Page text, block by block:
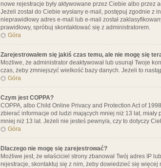
nowe rejestracje były aktywowane przez Ciebie albo przez
Jeżeli został do Ciebie wysłany e-mail, postępuj zgodnie z
nieprawidłowy adres e-mail lub e-mail został
prawidłowy, spróbuj skontaktować się z administratorem.
Góra
Zarejestrowałem się jakiś czas temu, ale nie mogę się
Możliwe, że administrator deaktywował lub usunął Twoje
czas, żeby zmniejszyć wielkość bazy danych. Jeżeli to
Góra
Czym jest COPPA?
COPPA, albo Child Online Privacy and Protection Act of
zbierać informacje od ludzi mających mniej niż 13 lat,
mniej niż 13 lat. Jeżeli nie jesteś pewny/a, czy to dotyczy
Góra
Dlaczego nie mogę się zarejestrować?
Możliwe jest, że właściciel strony zbanował Twój adres IP
rejestracje, skontaktuj się z nim, żeby dowiedzieć się więcej